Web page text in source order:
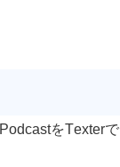
PodcastをTexter